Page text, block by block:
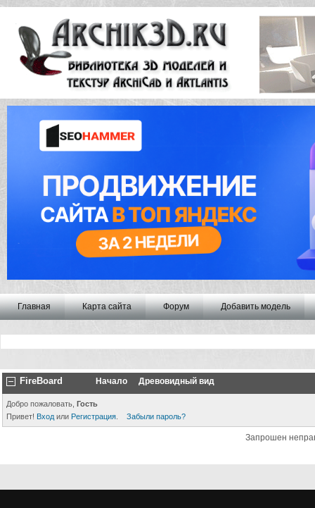
Главная Карта сайта Форум Добавить модель
FireBoard Начало Древовидный вид
Добро пожаловать, Гость
Привет! Вход или Регистрация Забыли пароль?
Запрошен